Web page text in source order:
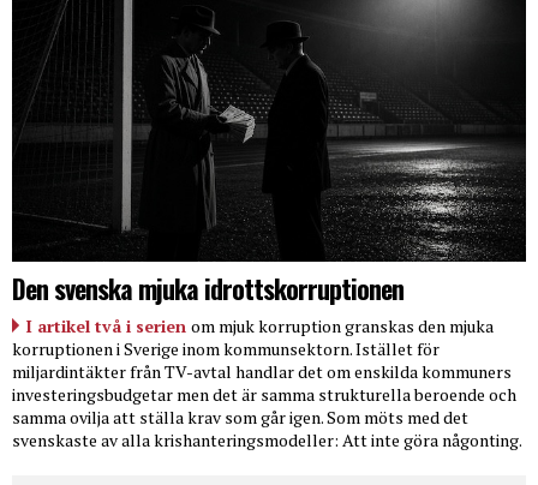
Den svenska mjuka idrottskorruptionen
I artikel två i serien om mjuk korruption granskas den mjuka
korruptionen i Sverige inom kommunsektorn. Istället för
miljardintäkter från TV-avtal handlar det om enskilda kommuners
investeringsbudgetar men det är samma strukturella beroende och
samma ovilja att ställa krav som går igen. Som möts med det
svenskaste av alla krishanteringsmodeller: Att inte göra någonting.